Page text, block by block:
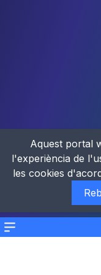
Menu
Aquest portal
l'experiència de
les cookies